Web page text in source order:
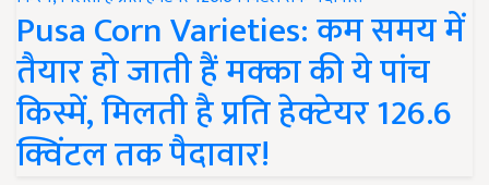
Pusa Corn Varieties: कम समय में
तैयार हो जाती हैं मक्का की ये पांच
किस्में, मिलती है प्रति हेक्टेयर 126.6
क्विंटल तक पैदावार!